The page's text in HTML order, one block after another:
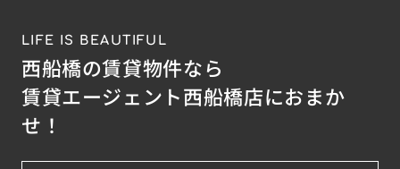
LIFE IS BEAUTIFUL
西船橋の賃貸物件なら
賃貸エージェント西船橋店におまか
せ！